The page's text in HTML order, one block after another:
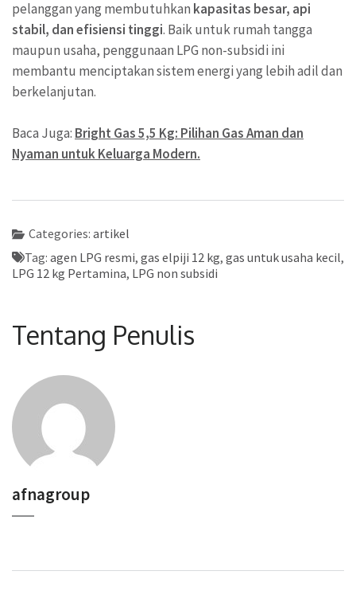
pelanggan yang membutuhkan kapasitas besar, api
stabil, dan efisiensi tinggi. Baik untuk rumah tangga
maupun usaha, penggunaan LPG non-subsidi ini
membantu menciptakan sistem energi yang lebih adil dan
berkelanjutan.
Baca Juga: Bright Gas 5,5 Kg: Pilihan Gas Aman dan
Nyaman untuk Keluarga Modern.
Categories: artikel
Tag: agen LPG resmi, gas elpiji 12 kg, gas untuk usaha kecil,
LPG 12 kg Pertamina, LPG non subsidi
Tentang Penulis
afnagroup